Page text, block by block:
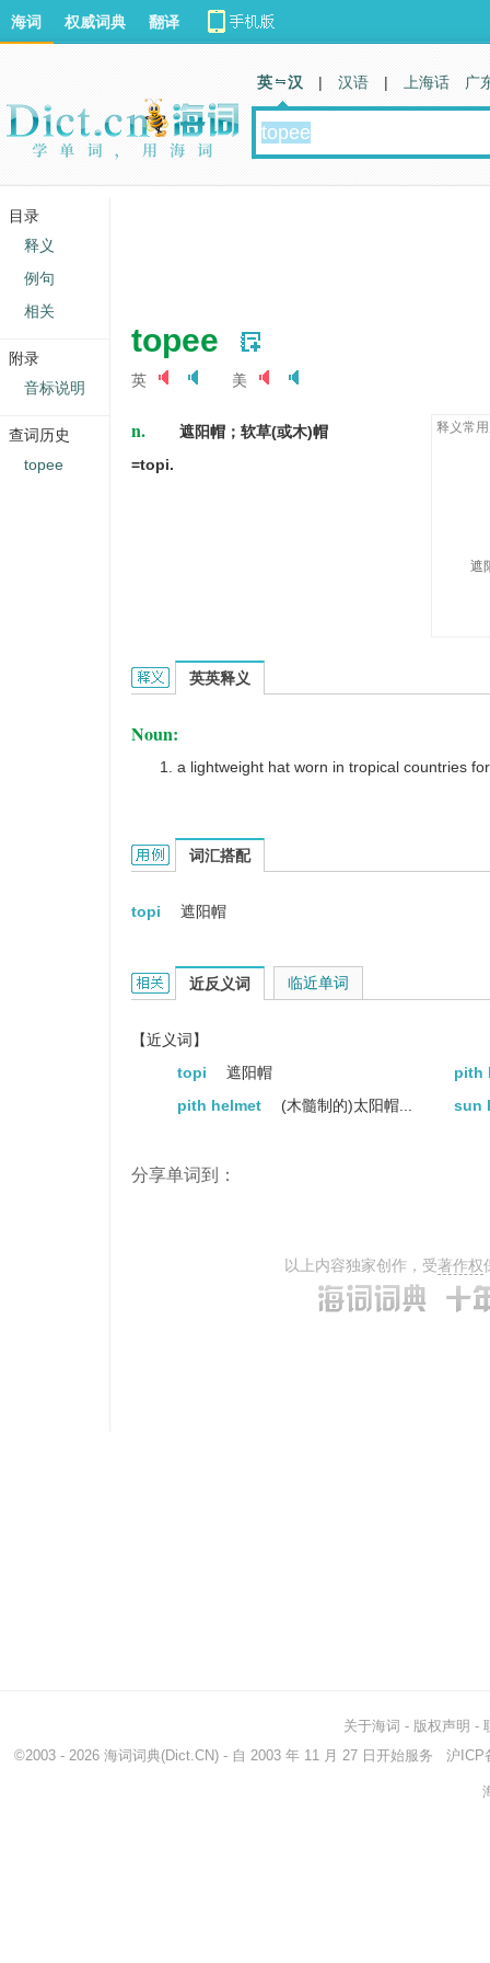
topee
英 美
n.
遮阳帽；软草(或木)帽
=topi.
释义常
遮
topee的英文翻译是什么意思，词典释义与在线翻译
英英释义
Noun:
a lightweight hat worn in tropical countries
topee的用法和样例：
词汇搭配
topi 遮阳帽
topee的相关资料：
近反义词
【近义词】
topi
遮阳帽
pith
pith helmet
(木髓制的)太阳帽... sun
临近单词
分享单词到：
以上内容独家创作，受著作权
海词 权威词典 翻译
英 汉 | 汉语 | 上海话 广
关于海词 - 版权声明 -
©2003 - 2026 海词词典(Dict.CN) - 自 2003 年 11 月 27 日开始服务 沪ICP
目录
释义
例句
相关
附录
音标说明
查词历史
topee